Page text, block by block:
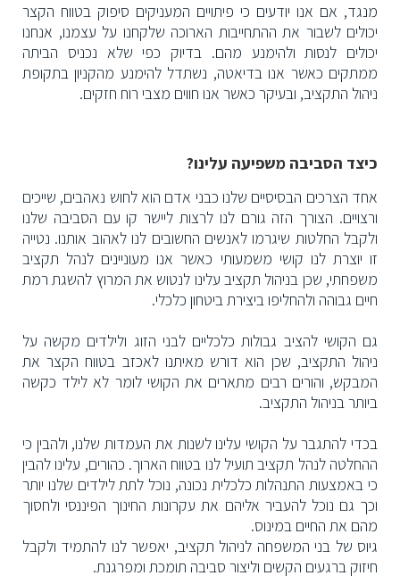
מנגד, אם אנו יודעים כי פיתויים המעניקים סיפוק בטווח הקצר
יכולים לשבור את ההתחייבות הארוכה שלקחנו על עצמנו, אנחנו
יכולים לנסות ולהימנע מהם. בדיוק כפי שלא נכניס הביתה
ממתקים כאשר אנו בדיאטה, נשתדל להימנע מהקניון בתקופת
ניהול התקציב, ובעיקר כאשר אנו חווים מצבי רוח חזקים.
כיצד הסביבה משפיעה עלינו?
אחד הצרכים הבסיסיים שלנו כבני אדם הוא לחוש נאהבים, שייכים
ורצויים. הצורך הזה גורם לנו לרצות ליישר קו עם הסביבה שלנו
ולקבל החלטות שיגרמו לאנשים החשובים לנו לאהוב אותנו. נטייה
זו יוצרת לנו קושי משמעותי כאשר אנו מעוניינים לנהל תקציב
משפחתי, שכן בניהול תקציב עלינו לנטוש את המרוץ להשגת רמת
חיים גבוהה ולהחליפו ביצירת ביטחון כלכלי.
גם הקושי להציב גבולות כלכליים לבני הזוג ולילדים מקשה על
ניהול התקציב, שכן הוא דורש מאיתנו לאכזב בטווח הקצר את
המבקש, והורים רבים מתארים את הקושי לומר לא לילד כקשה
ביותר בניהול התקציב.
בכדי להתגבר על הקושי עלינו לשנות את העמדות שלנו, ולהבין כי
ההחלטה לנהל תקציב תועיל לנו בטווח הארוך. כהורים, עלינו להבין
כי באמצעות התנהלות כלכלית נכונה, נוכל לתת לילדים שלנו יותר
וכך גם נוכל להעביר אליהם את עקרונות החינוך הפיננסי ולחסוך
מהם את החיים במינוס.
גיוס של בני המשפחה לניהול תקציב, יאפשר לנו להתמיד ולקבל
חיזוק ברגעים הקשים וליצור סביבה תומכת ומפרגנת.